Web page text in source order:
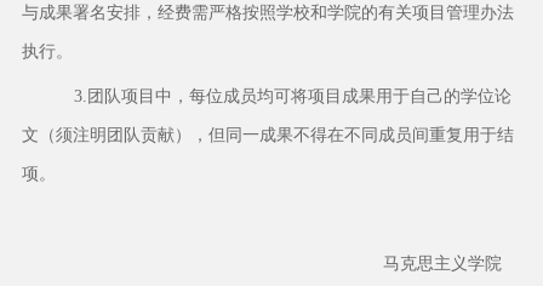
与成果署名安排，经费需严格按照学校和学院的有关项目管理办法
执行。
3.团队项目中，每位成员均可将项目成果用于自己的学位论
文（须注明团队贡献），但同一成果不得在不同成员间重复用于结
项。
马克思主义学院